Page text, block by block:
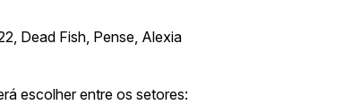
Dead Fish, Pense, Alexia
escolher entre os setores: